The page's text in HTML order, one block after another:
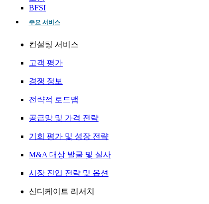
BFSI
주요 서비스
컨설팅 서비스
고객 평가
경쟁 정보
전략적 로드맵
공급망 및 가격 전략
기회 평가 및 성장 전략
M&A 대상 발굴 및 실사
시장 진입 전략 및 옵션
신디케이트 리서치